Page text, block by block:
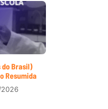
Brasil)
Resumida